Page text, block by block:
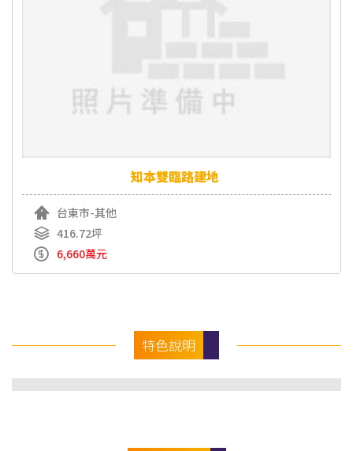
知本雙臨路建地
台東市-其他
416.72坪
6,660萬元
特色說明